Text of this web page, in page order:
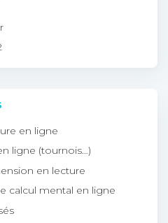
en ligne
ligne (tournois…)
en lecture
calcul mental en ligne